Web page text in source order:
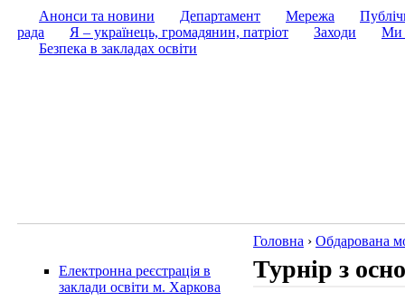
Анонси та новини Департамент Мережа
рада
Я – українець, громадянин, патріот Заходи
Ми
Безпека в закладах освіти
Електронна реєстрація в
заклади освіти м. Харкова
Головна › Обдарована
Турнір з